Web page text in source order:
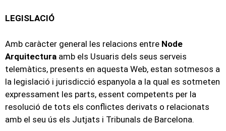
LEGISLACIÓ
Amb caràcter general les relacions entre Node
Arquitectura amb els Usuaris dels seus serveis
telemàtics, presents en aquesta Web, estan sotmesos a
la legislació i jurisdicció espanyola a la qual es sotmeten
expressament les parts, essent competents per la
resolució de tots els conflictes derivats o relacionats
amb el seu ús els Jutjats i Tribunals de Barcelona.